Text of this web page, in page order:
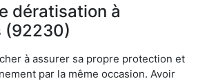
dératisation à
(92230)
à assurer sa propre protection et
par la même occasion. Avoir